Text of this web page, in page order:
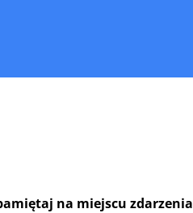
na miejscu zdarzenia